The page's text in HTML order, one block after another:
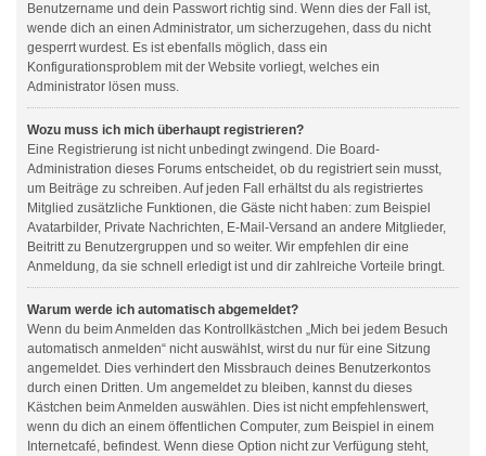
Benutzername und dein Passwort richtig sind. Wenn dies der Fall ist,
wende dich an einen Administrator, um sicherzugehen, dass du nicht
gesperrt wurdest. Es ist ebenfalls möglich, dass ein
Konfigurationsproblem mit der Website vorliegt, welches ein
Administrator lösen muss.
Wozu muss ich mich überhaupt registrieren?
Eine Registrierung ist nicht unbedingt zwingend. Die Board-
Administration dieses Forums entscheidet, ob du registriert sein musst,
um Beiträge zu schreiben. Auf jeden Fall erhältst du als registriertes
Mitglied zusätzliche Funktionen, die Gäste nicht haben: zum Beispiel
Avatarbilder, Private Nachrichten, E-Mail-Versand an andere Mitglieder,
Beitritt zu Benutzergruppen und so weiter. Wir empfehlen dir eine
Anmeldung, da sie schnell erledigt ist und dir zahlreiche Vorteile bringt.
Warum werde ich automatisch abgemeldet?
Wenn du beim Anmelden das Kontrollkästchen „Mich bei jedem Besuch
automatisch anmelden“ nicht auswählst, wirst du nur für eine Sitzung
angemeldet. Dies verhindert den Missbrauch deines Benutzerkontos
durch einen Dritten. Um angemeldet zu bleiben, kannst du dieses
Kästchen beim Anmelden auswählen. Dies ist nicht empfehlenswert,
wenn du dich an einem öffentlichen Computer, zum Beispiel in einem
Internetcafé, befindest. Wenn diese Option nicht zur Verfügung steht,